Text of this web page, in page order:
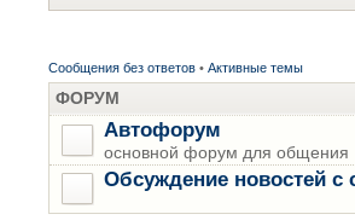
Сообщения без ответов • Активные темы
ФОРУМ
Автофорум
основной форум для общения
Обсуждение новостей с